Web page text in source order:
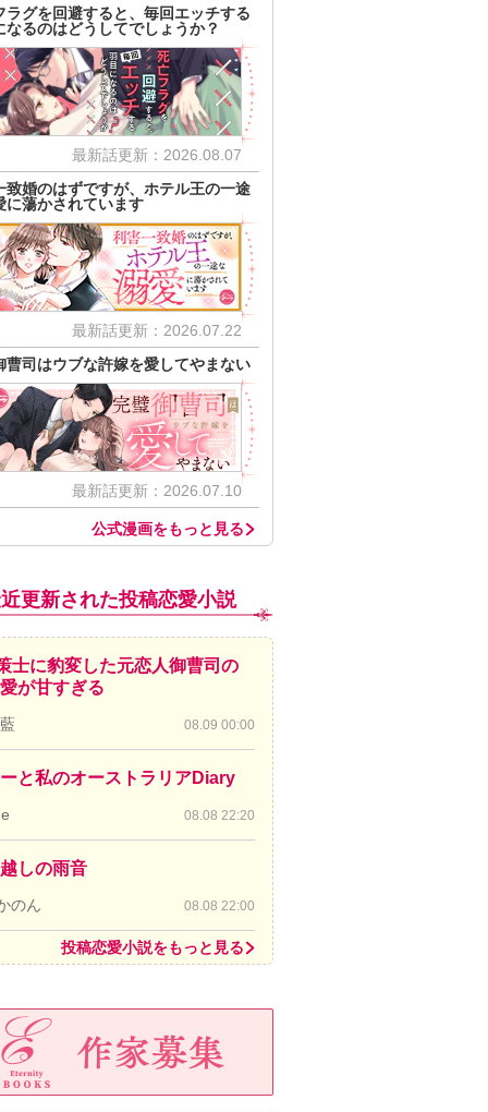
ラグを回避すると、毎回エッチする
なるのはどうしてでしょうか？
最新話更新：2026.08.07
致婚のはずですが、ホテル王の一途
に蕩かされています
最新話更新：2026.07.22
曹司はウブな許嫁を愛してやまない
最新話更新：2026.07.10
公式漫画をもっと見る
更新された投稿恋愛小説
士に豹変した元恋人御曹司の
が甘すぎる
08.09 00:00
と私のオーストラリアDiary
08.08 22:20
しの雨音
のん 08.08 22:00
投稿恋愛小説をもっと見る